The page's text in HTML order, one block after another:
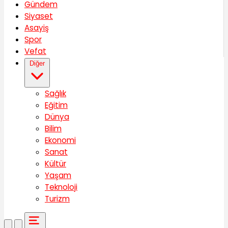
Gündem
Siyaset
Asayiş
Spor
Vefat
Diğer
Sağlık
Eğitim
Dünya
Bilim
Ekonomi
Sanat
Kültür
Yaşam
Teknoloji
Turizm